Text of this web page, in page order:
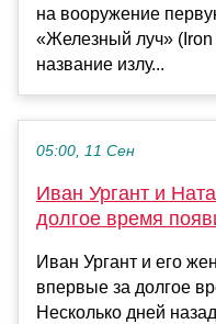
на вооружение
«Железный луч»
название излу...
05:00, 11 Сен
Иван Ургант и
долгое время
Иван Ургант и его
впервые за долгое
Несколько дней